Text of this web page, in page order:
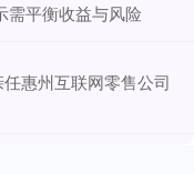
需平衡收益与风险
惠州互联网零售公司